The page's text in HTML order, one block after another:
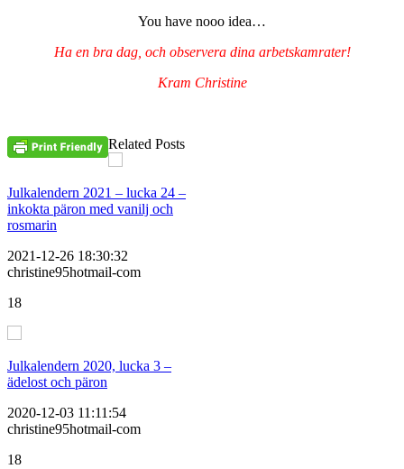
You have nooo idea…
Ha en bra dag, och observera dina arbetskamrater!
Kram Christine
Related Posts
Julkalendern 2021 – lucka 24 –
inkokta päron med vanilj och
rosmarin
2021-12-26 18:30:32
christine95hotmail-com
18
Julkalendern 2020, lucka 3 –
ädelost och päron
2020-12-03 11:11:54
christine95hotmail-com
18